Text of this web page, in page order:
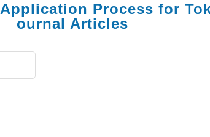
Application Process for
ournal Articles